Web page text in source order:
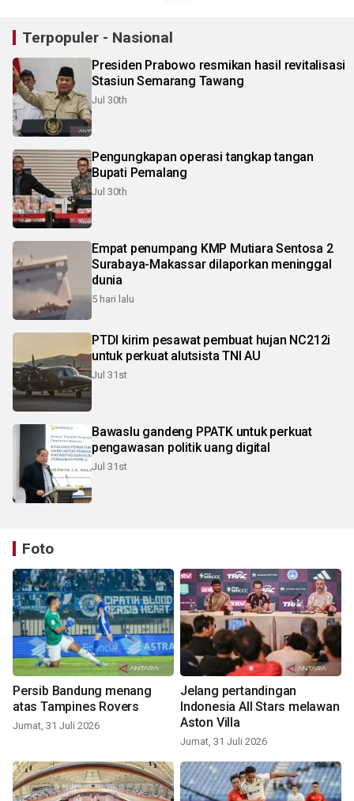
Terpopuler - Nasional
Presiden Prabowo resmikan hasil revitalisasi
Stasiun Semarang Tawang
Jul 30th
Pengungkapan operasi tangkap tangan
Bupati Pemalang
Jul 30th
Empat penumpang KMP Mutiara Sentosa 2
Surabaya-Makassar dilaporkan meninggal
dunia
5 hari lalu
PTDI kirim pesawat pembuat hujan NC212i
untuk perkuat alutsista TNI AU
Jul 31st
Bawaslu gandeng PPATK untuk perkuat
pengawasan politik uang digital
Jul 31st
Foto
Persib Bandung menang
atas Tampines Rovers
Jumat, 31 Juli 2026
Jelang pertandingan
Indonesia All Stars melawan
Aston Villa
Jumat, 31 Juli 2026